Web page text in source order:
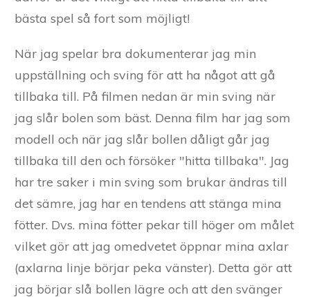
bästa spel så fort som möjligt!
När jag spelar bra dokumenterar jag min
uppställning och sving för att ha något att gå
tillbaka till. På filmen nedan är min sving när
jag slår bolen som bäst. Denna film har jag som
modell och när jag slår bollen dåligt går jag
tillbaka till den och försöker "hitta tillbaka". Jag
har tre saker i min sving som brukar ändras till
det sämre, jag har en tendens att stänga mina
fötter. Dvs. mina fötter pekar till höger om målet
vilket gör att jag omedvetet öppnar mina axlar
(axlarna linje börjar peka vänster). Detta gör att
jag börjar slå bollen lägre och att den svänger